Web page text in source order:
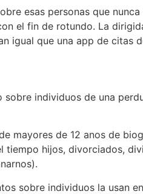
esas personas que
el fin de rotundo. La
igual que una app de citas
individuos de una
mayores de 12 anos de
tiempo hijos, divorciados,
sobre individuos la usan